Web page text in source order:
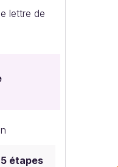
lettre de
étapes